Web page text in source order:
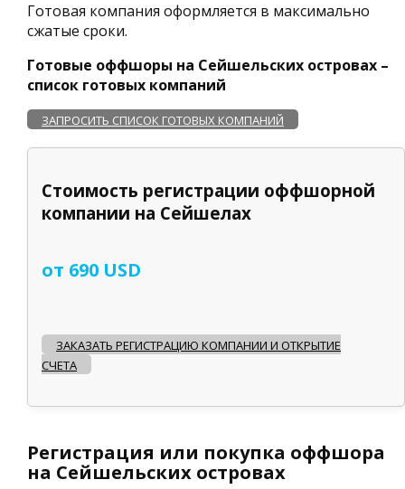
Готовая компания оформляется в максимально
сжатые сроки.
Готовые оффшоры на Сейшельских островах –
список готовых компаний
ЗАПРОСИТЬ СПИСОК ГОТОВЫХ КОМПАНИЙ
Стоимость регистрации оффшорной
компании на Сейшелах
от 690 USD
ЗАКАЗАТЬ РЕГИСТРАЦИЮ КОМПАНИИ И ОТКРЫТИЕ
СЧЕТА
Регистрация или покупка оффшора
на Сейшельских островах